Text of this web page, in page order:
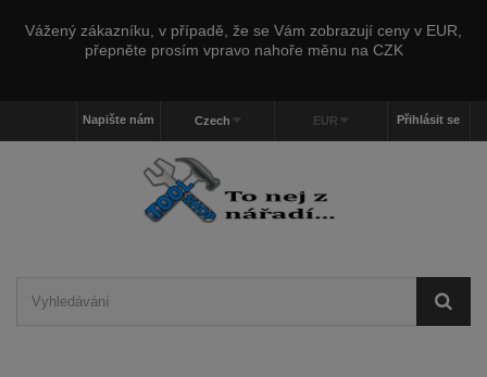
Vážený zákazníku, v případě, že se Vám zobrazují ceny v EUR,
přepněte prosím vpravo nahoře měnu na CZK
Přihlásit se
EUR
Czech
Napište nám